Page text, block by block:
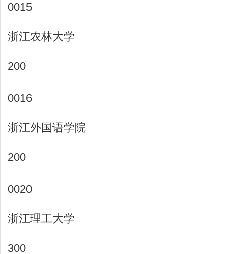
0015
浙江农林大学
200
0016
浙江外国语学院
200
0020
浙江理工大学
300